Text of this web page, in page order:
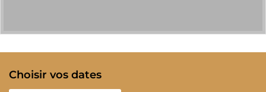
Choisir vos dates